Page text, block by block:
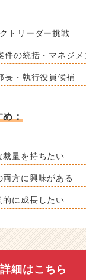
トリーダー挑戦
件の統括・マネジメ
長・執行役員候補
め：
裁量を持ちたい
方に興味がある
的に成長したい
詳細はこちら